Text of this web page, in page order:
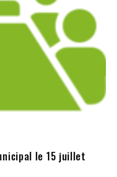
le 15 juillet